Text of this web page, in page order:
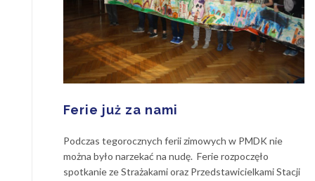
Ferie już za nami
Podczas tegorocznych ferii zimowych w PMDK nie
można było narzekać na nudę. Ferie rozpoczęło
spotkanie ze Strażakami oraz Przedstawicielkami Stacji